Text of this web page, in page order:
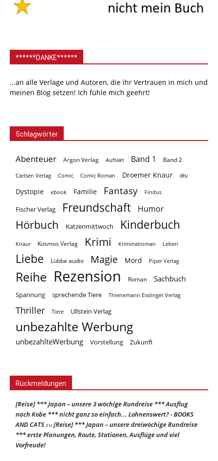
******DANKE******
...an alle Verlage und Autoren, die ihr Vertrauen in mich und
meinen Blog setzen! Ich fühle mich geehrt!
Schlagwörter
Abenteuer Argon Verlag Auftakt Band 1 Band 2
Carlsen Verlag Comic Comic Roman Droemer Knaur dtv
Dystopie ebook Familie Fantasy Findus
Fischer Verlag Freundschaft Humor
Hörbuch Katzenmittwoch Kinderbuch
Knaur Kosmos Verlag Krimi Kriminalroman Leben
Liebe Lübbe audio Magie Mord Piper Verlag
Reihe Rezension Roman Sachbuch
Spannung sprechende Tiere Thienemann Esslinger Verlag
Thriller Tiere Ullstein Verlag
unbezahlte Werbung
unbezahlteWerbung Vorstellung Zukunft
Rückmeldungen
[Reise] *** Japan – unsere 3 wöchige Rundreise *** Ausflug
nach Kobe *** nicht ganz so einfach... Lohnenswert? - BOOKS
AND CATSzu[Reise] *** Japan – unsere dreiwöchige Rundreise
*** erste Planungen, Route, Stationen, Ausflüge und viel
Vorfreude!